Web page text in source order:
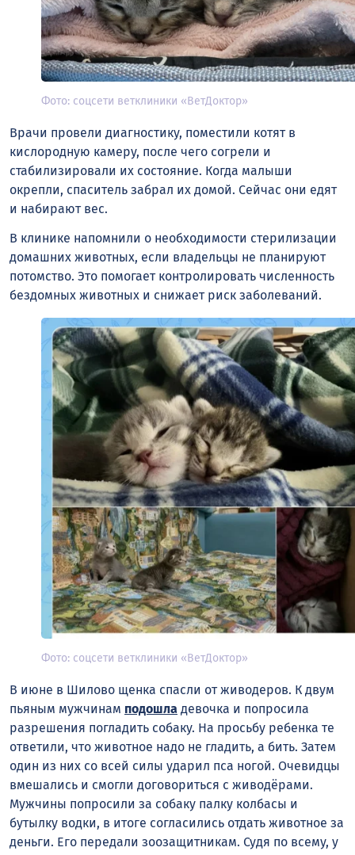
Фото: соцсети ветклиники «ВетДоктор»
Врачи провели диагностику, поместили котят в
кислородную камеру, после чего согрели и
стабилизировали их состояние. Когда малыши
окрепли, спаситель забрал их домой. Сейчас они едят
и набирают вес.
В клинике напомнили о необходимости стерилизации
домашних животных, если владельцы не планируют
потомство. Это помогает контролировать численность
бездомных животных и снижает риск заболеваний.
Фото: соцсети ветклиники «ВетДоктор»
В июне в Шилово щенка спасли от живодеров. К двум
пьяным мужчинам подошла девочка и попросила
разрешения погладить собаку. На просьбу ребенка те
ответили, что животное надо не гладить, а бить. Затем
один из них со всей силы ударил пса ногой. Очевидцы
вмешались и смогли договориться с живодёрами.
Мужчины попросили за собаку палку колбасы и
бутылку водки, в итоге согласились отдать животное за
деньги. Его передали зоозащитникам. Судя по всему, у